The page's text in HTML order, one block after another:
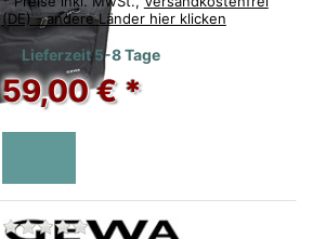
(DE) - andere Länder hier klicken
Lieferzeit 5-8 Tage
59,00 € *
Zu diesem Produkt liegen